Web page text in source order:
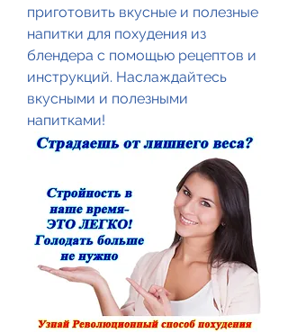
приготовить вкусные и полезные
напитки для похудения из
блендера с помощью рецептов и
инструкций. Наслаждайтесь
вкусными и полезными
напитками!